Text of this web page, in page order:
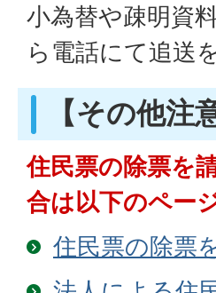
小為替や疎明資
ら電話にて追送
【その他注
住民票の除票を
合は以下のペー
住民票の除票